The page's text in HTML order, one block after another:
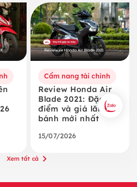
Cẩm nang tài chính
Review Honda Air
Blade 2021: Đặc
điểm và giá lăn
bánh mới nhất
15/07/2026
Xem tất cả